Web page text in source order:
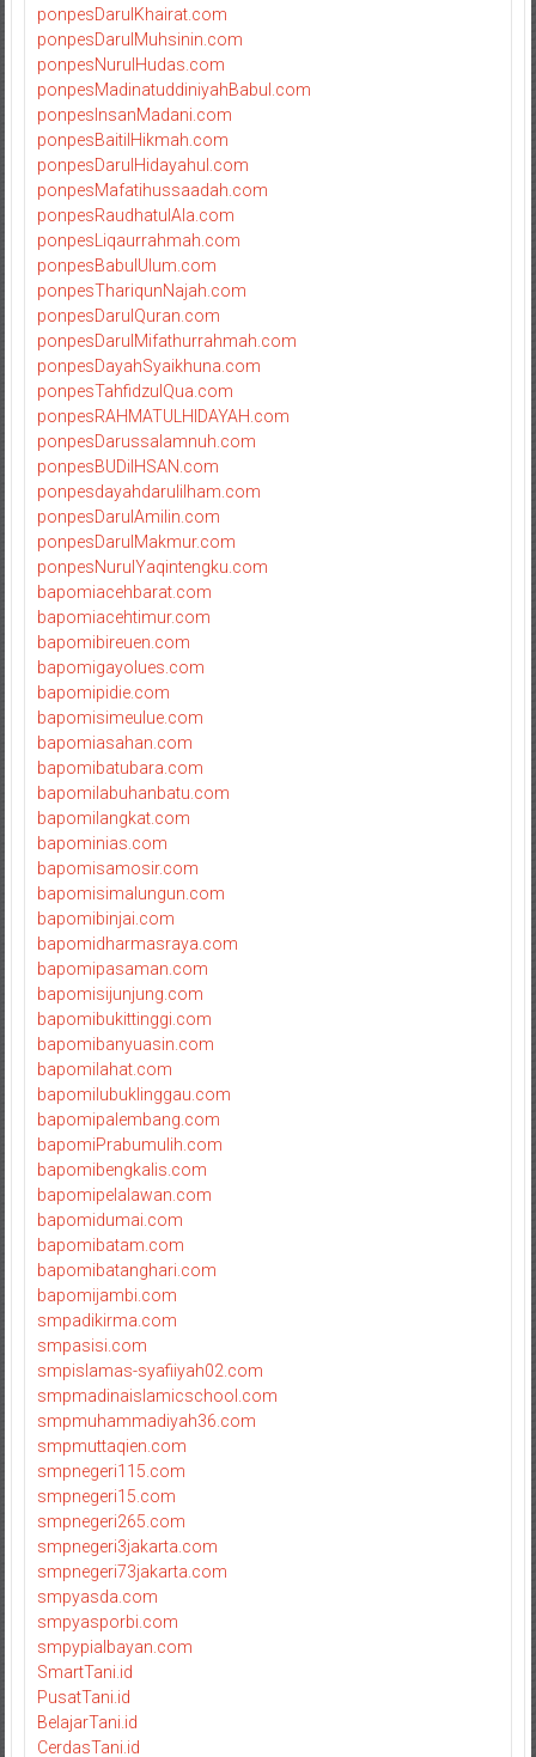
ponpesDarulKhairat.com
ponpesDarulMuhsinin.com
ponpesNurulHudas.com
ponpesMadinatuddiniyahBabul.com
ponpesInsanMadani.com
ponpesBaitilHikmah.com
ponpesDarulHidayahul.com
ponpesMafatihussaadah.com
ponpesRaudhatulAla.com
ponpesLiqaurrahmah.com
ponpesBabulUlum.com
ponpesThariqunNajah.com
ponpesDarulQuran.com
ponpesDarulMifathurrahmah.com
ponpesDayahSyaikhuna.com
ponpesTahfidzulQua.com
ponpesRAHMATULHIDAYAH.com
ponpesDarussalamnuh.com
ponpesBUDiIHSAN.com
ponpesdayahdarulilham.com
ponpesDarulAmilin.com
ponpesDarulMakmur.com
ponpesNurulYaqintengku.com
bapomiacehbarat.com
bapomiacehtimur.com
bapomibireuen.com
bapomigayolues.com
bapomipidie.com
bapomisimeulue.com
bapomiasahan.com
bapomibatubara.com
bapomilabuhanbatu.com
bapomilangkat.com
bapominias.com
bapomisamosir.com
bapomisimalungun.com
bapomibinjai.com
bapomidharmasraya.com
bapomipasaman.com
bapomisijunjung.com
bapomibukittinggi.com
bapomibanyuasin.com
bapomilahat.com
bapomilubuklinggau.com
bapomipalembang.com
bapomiPrabumulih.com
bapomibengkalis.com
bapomipelalawan.com
bapomidumai.com
bapomibatam.com
bapomibatanghari.com
bapomijambi.com
smpadikirma.com
smpasisi.com
smpislamas-syafiiyah02.com
smpmadinaislamicschool.com
smpmuhammadiyah36.com
smpmuttaqien.com
smpnegeri115.com
smpnegeri15.com
smpnegeri265.com
smpnegeri3jakarta.com
smpnegeri73jakarta.com
smpyasda.com
smpyasporbi.com
smpypialbayan.com
SmartTani.id
PusatTani.id
BelajarTani.id
CerdasTani.id